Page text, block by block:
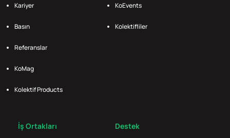
Kariyer
Basın
Referanslar
KoMag
Kolektif Products
KoEvents
Kolektifliler
İş Ortakları Destek